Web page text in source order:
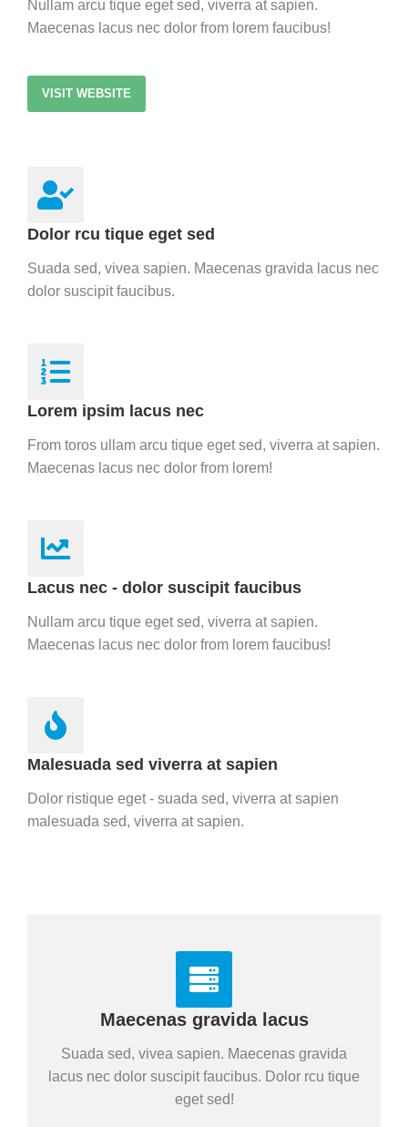
Nullam arcu tique eget sed, viverra at sapien.
Maecenas lacus nec dolor from lorem faucibus!
VISIT WEBSITE
Dolor rcu tique eget sed
Suada sed, vivea sapien. Maecenas gravida lacus nec
dolor suscipit faucibus.
Lorem ipsim lacus nec
From toros ullam arcu tique eget sed, viverra at sapien.
Maecenas lacus nec dolor from lorem!
Lacus nec - dolor suscipit faucibus
Nullam arcu tique eget sed, viverra at sapien.
Maecenas lacus nec dolor from lorem faucibus!
Malesuada sed viverra at sapien
Dolor ristique eget - suada sed, viverra at sapien
malesuada sed, viverra at sapien.
Maecenas gravida lacus
Suada sed, vivea sapien. Maecenas gravida
lacus nec dolor suscipit faucibus. Dolor rcu tique
eget sed!